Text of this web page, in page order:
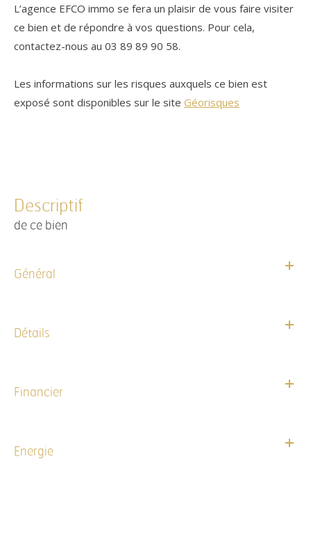
L’agence EFCO immo se fera un plaisir de vous faire visiter
ce bien et de répondre à vos questions. Pour cela,
contactez-nous au 03 89 89 90 58.
Les informations sur les risques auxquels ce bien est
exposé sont disponibles sur le site Géorisques
descriptif
de ce bien
Général
Détails
Financier
Energie